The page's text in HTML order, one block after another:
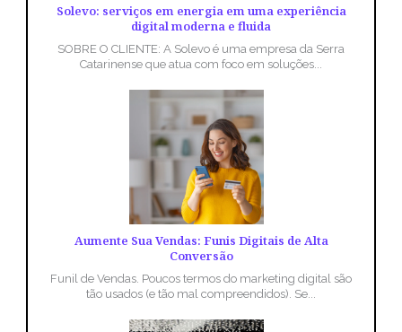
Solevo: serviços em energia em uma experiência
digital moderna e fluida
SOBRE O CLIENTE: A Solevo é uma empresa da Serra
Catarinense que atua com foco em soluções...
Aumente Sua Vendas: Funis Digitais de Alta
Conversão
Funil de Vendas. Poucos termos do marketing digital são
tão usados (e tão mal compreendidos). Se...